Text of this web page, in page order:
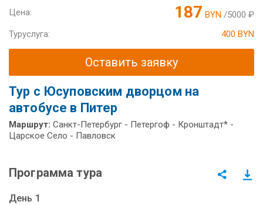
Цена: 187 BYN /5000 ₽
Туруслуга:
400 BYN
Оставить заявку
Тур с Юсуповским дворцом на
автобусе в Питер
Маршрут: Санкт-Петербург - Петергоф - Кронштадт* -
Царское Село - Павловск
Программа тура
День 1